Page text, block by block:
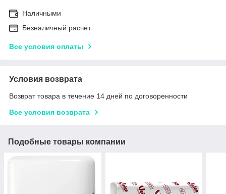
Наличными
Безналичный расчет
Все условия оплаты
Условия возврата
Возврат товара в течение 14 дней по договоренности
Все условия возврата
Подобные товары компании